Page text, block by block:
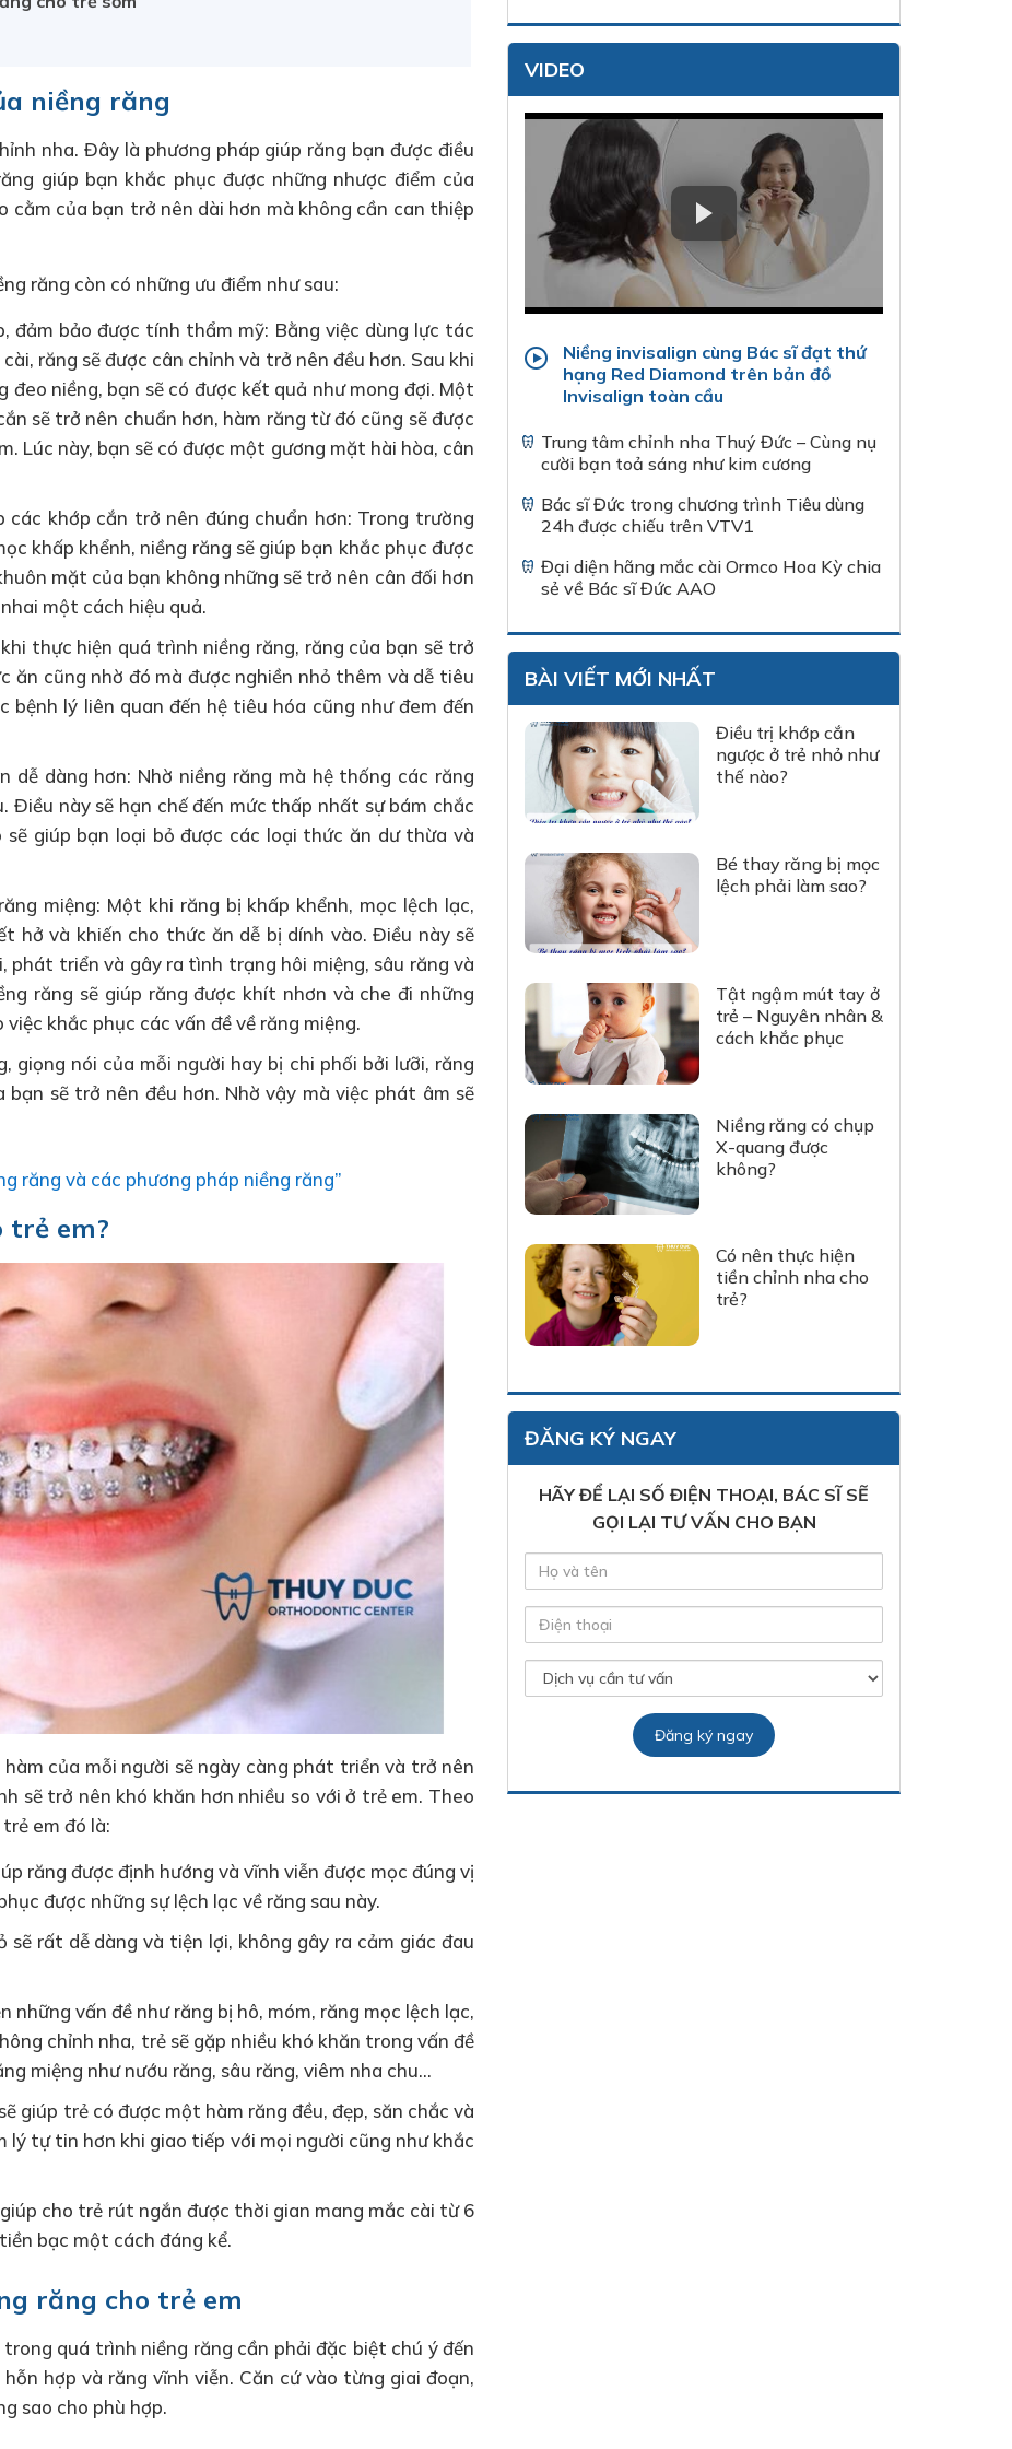
niềng răng
nha. Đây là phương pháp giúp răng bạn được điều
giúp bạn khắc phục được những nhược điểm của
cằm của bạn trở nên dài hơn mà không cần can thiệp
răng còn có những ưu điểm như sau:
đảm bảo được tính thẩm mỹ: Bằng việc dùng lực tác
răng sẽ được cân chỉnh và trở nên đều hơn. Sau khi
niềng, bạn sẽ có được kết quả như mong đợi. Một
sẽ trở nên chuẩn hơn, hàm răng từ đó cũng sẽ được
Lúc này, bạn sẽ có được một gương mặt hài hòa, cân
các khớp cắn trở nên đúng chuẩn hơn: Trong trường
khấp khểnh, niềng răng sẽ giúp bạn khắc phục được
mặt của bạn không những sẽ trở nên cân đối hơn
một cách hiệu quả.
thực hiện quá trình niềng răng, răng của bạn sẽ trở
ăn cũng nhờ đó mà được nghiền nhỏ thêm và dễ tiêu
bệnh lý liên quan đến hệ tiêu hóa cũng như đem đến
dễ dàng hơn: Nhờ niềng răng mà hệ thống các răng
Điều này sẽ hạn chế đến mức thấp nhất sự bám chắc
giúp bạn loại bỏ được các loại thức ăn dư thừa và
miệng: Một khi răng bị khấp khểnh, mọc lệch lạc,
hở và khiến cho thức ăn dễ bị dính vào. Điều này sẽ
phát triển và gây ra tình trạng hôi miệng, sâu răng và
răng sẽ giúp răng được khít nhơn và che đi những
khắc phục các vấn đề về răng miệng.
giọng nói của mỗi người hay bị chi phối bởi lưỡi, răng
bạn sẽ trở nên đều hơn. Nhờ vậy mà việc phát âm sẽ
răng và các phương pháp niềng răng”
trẻ em?
của mỗi người sẽ ngày càng phát triển và trở nên
sẽ trở nên khó khăn hơn nhiều so với ở trẻ em. Theo
em đó là:
răng được định hướng và vĩnh viễn được mọc đúng vị
được những sự lệch lạc về răng sau này.
sẽ rất dễ dàng và tiện lợi, không gây ra cảm giác đau
những vấn đề như răng bị hô, móm, răng mọc lệch lạc,
chỉnh nha, trẻ sẽ gặp nhiều khó khăn trong vấn đề
miệng như nướu răng, sâu răng, viêm nha chu…
giúp trẻ có được một hàm răng đều, đẹp, săn chắc và
lý tự tin hơn khi giao tiếp với mọi người cũng như khắc
cho trẻ rút ngắn được thời gian mang mắc cài từ 6
bạc một cách đáng kể.
răng cho trẻ em
quá trình niềng răng cần phải đặc biệt chú ý đến
hợp và răng vĩnh viễn. Căn cứ vào từng giai đoạn,
sao cho phù hợp.
VIDEO
Niềng invisalign cùng Bác sĩ đạt thứ
hạng Red Diamond trên bản đồ
Invisalign toàn cầu
Trung tâm chỉnh nha Thuý Đức – Cùng nụ
cười bạn toả sáng như kim cương
Bác sĩ Đức trong chương trình Tiêu dùng
24h được chiếu trên VTV1
Đại diện hãng mắc cài Ormco Hoa Kỳ chia
sẻ về Bác sĩ Đức AAO
BÀI VIẾT MỚI NHẤT
Điều trị khớp cắn
ngược ở trẻ nhỏ như
thế nào?
Bé thay răng bị mọc
lệch phải làm sao?
Tật ngậm mút tay ở
trẻ – Nguyên nhân &
cách khắc phục
Niềng răng có chụp
X-quang được
không?
Có nên thực hiện
tiền chỉnh nha cho
trẻ?
ĐĂNG KÝ NGAY
HÃY ĐỂ LẠI SỐ ĐIỆN THOẠI, BÁC SĨ SẼ
GỌI LẠI TƯ VẤN CHO BẠN